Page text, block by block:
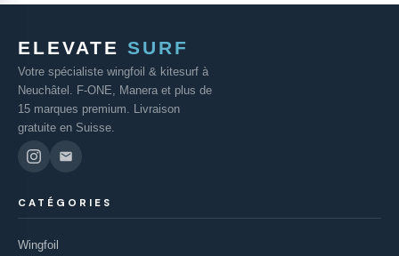
ELEVATE SURF
Votre spécialiste wingfoil & kitesurf à
Neuchâtel. F-ONE, Manera et plus de
15 marques premium. Livraison
gratuite en Suisse.
CATÉGORIES
Wingfoil